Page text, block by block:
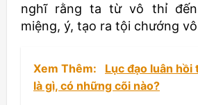
nghĩ rằng ta từ vô thỉ
miệng, ý, tạo ra tội chướng
Xem Thêm:
Lục đạo luân
là gì, có những cõi nào?